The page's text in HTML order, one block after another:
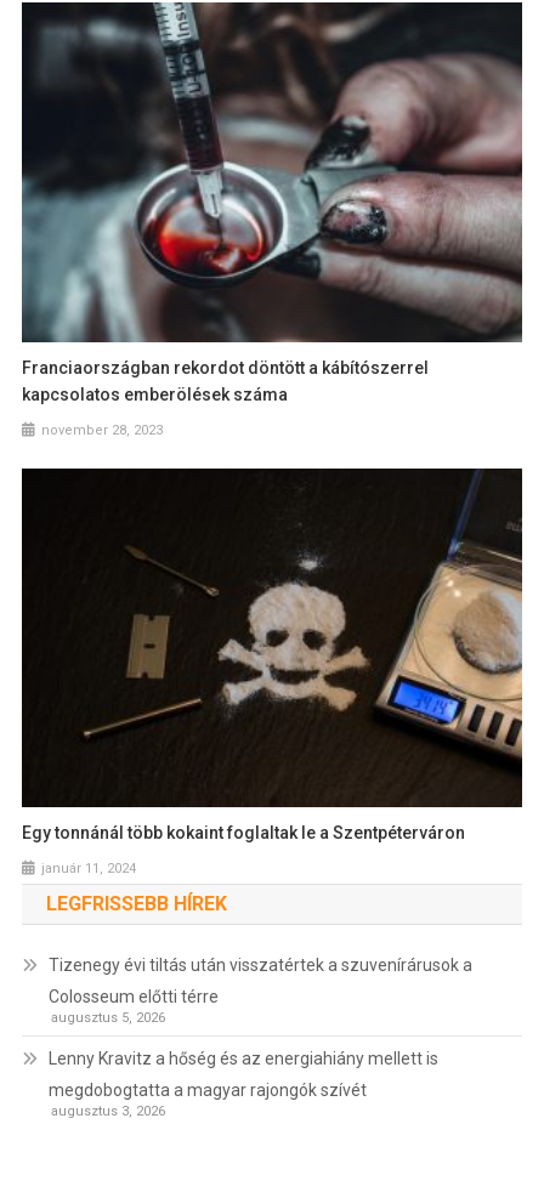
Franciaországban rekordot döntött a kábítószerrel
kapcsolatos emberölések száma
november 28, 2023
Egy tonnánál több kokaint foglaltak le a Szentpéterváron
január 11, 2024
LEGFRISSEBB HÍREK
Tizenegy évi tiltás után visszatértek a szuvenírárusok a
Colosseum előtti térre
augusztus 5, 2026
Lenny Kravitz a hőség és az energiahiány mellett is
megdobogtatta a magyar rajongók szívét
augusztus 3, 2026